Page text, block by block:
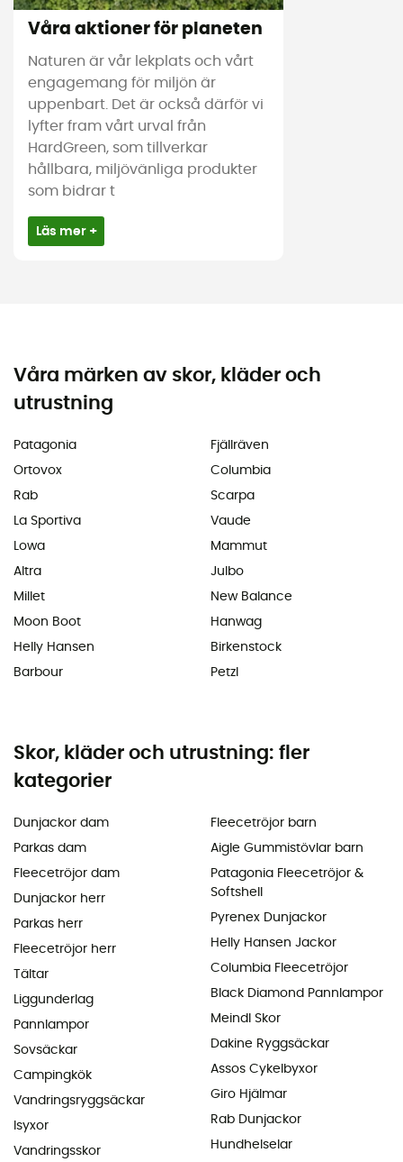
Våra aktioner för planeten
Naturen är vår lekplats och vårt
engagemang för miljön är
uppenbart. Det är också därför vi
lyfter fram vårt urval från
HardGreen, som tillverkar
hållbara, miljövänliga produkter
som bidrar t
Läs mer +
Våra märken av skor, kläder och
utrustning
Patagonia
Ortovox
Rab
La Sportiva
Lowa
Altra
Millet
Moon Boot
Helly Hansen
Barbour
Fjällräven
Columbia
Scarpa
Vaude
Mammut
Julbo
New Balance
Hanwag
Birkenstock
Petzl
Skor, kläder och utrustning: fler
kategorier
Dunjackor dam
Parkas dam
Fleecetröjor dam
Dunjackor herr
Parkas herr
Fleecetröjor herr
Tältar
Liggunderlag
Pannlampor
Sovsäckar
Campingkök
Vandringsryggsäckar
Isyxor
Vandringsskor
Fleecetröjor barn
Aigle Gummistövlar barn
Patagonia Fleecetröjor &
Softshell
Pyrenex Dunjackor
Helly Hansen Jackor
Columbia Fleecetröjor
Black Diamond Pannlampor
Meindl Skor
Dakine Ryggsäckar
Assos Cykelbyxor
Giro Hjälmar
Rab Dunjackor
Hundhelselar